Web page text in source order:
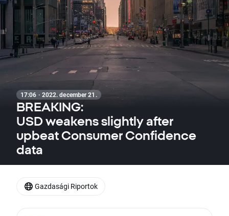
17:06 · 2022. december 21.
BREAKING:
USD weakens slightly after
upbeat Consumer Confidence
data
Gazdasági Riportok